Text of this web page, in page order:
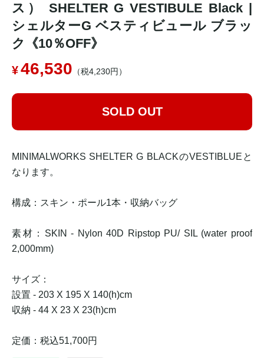
ス） SHELTER G VESTIBULE Black |
シェルターG ベスティビュール ブラッ
ク《10％OFF》
46,530 （税4,230円）
SOLD OUT
MINIMALWORKS SHELTER G BLACKのVESTIBLUEと
なります。
構成：スキン・ポール1本・収納バッグ
素材：SKIN - Nylon 40D Ripstop PU/ SIL (water proof
2,000mm)
サイズ：
設置 - 203 X 195 X 140(h)cm
収納 - 44 X 23 X 23(h)cm
定価：税込51,700円